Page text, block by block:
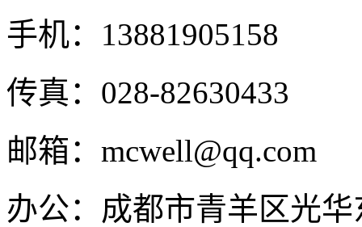
手机： 13881905158
传真： 028-82630433
邮箱： mcwell@qq.com
办公： 成都市青羊区光